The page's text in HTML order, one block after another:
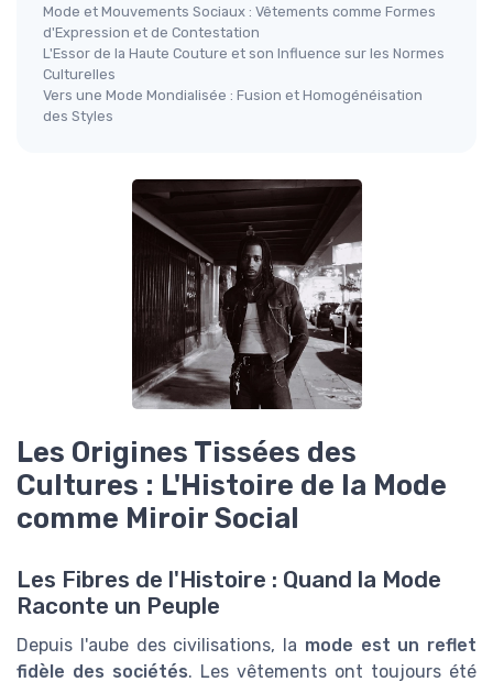
Mode et Mouvements Sociaux : Vêtements comme Formes
d'Expression et de Contestation
L'Essor de la Haute Couture et son Influence sur les Normes
Culturelles
Vers une Mode Mondialisée : Fusion et Homogénéisation
des Styles
Les Origines Tissées des
Cultures : L'Histoire de la Mode
comme Miroir Social
Les Fibres de l'Histoire : Quand la Mode
Raconte un Peuple
Depuis l'aube des civilisations, la mode est un reflet
fidèle des sociétés. Les vêtements ont toujours été